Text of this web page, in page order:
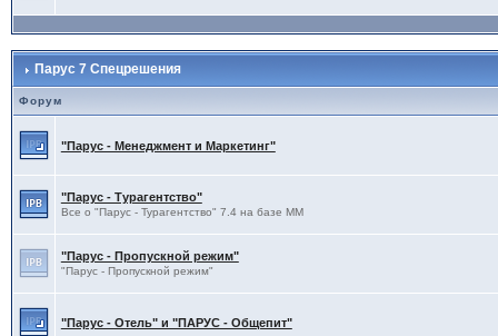
Парус 7 Спецрешения
Форум
"Парус - Менеджмент и Маркетинг"
"Парус - Турагентство"
Все о "Парус - Турагентство" 7.4 на базе ММ
"Парус - Пропускной режим"
"Парус - Пропускной режим"
"Парус - Отель" и "ПАРУС - Общепит"